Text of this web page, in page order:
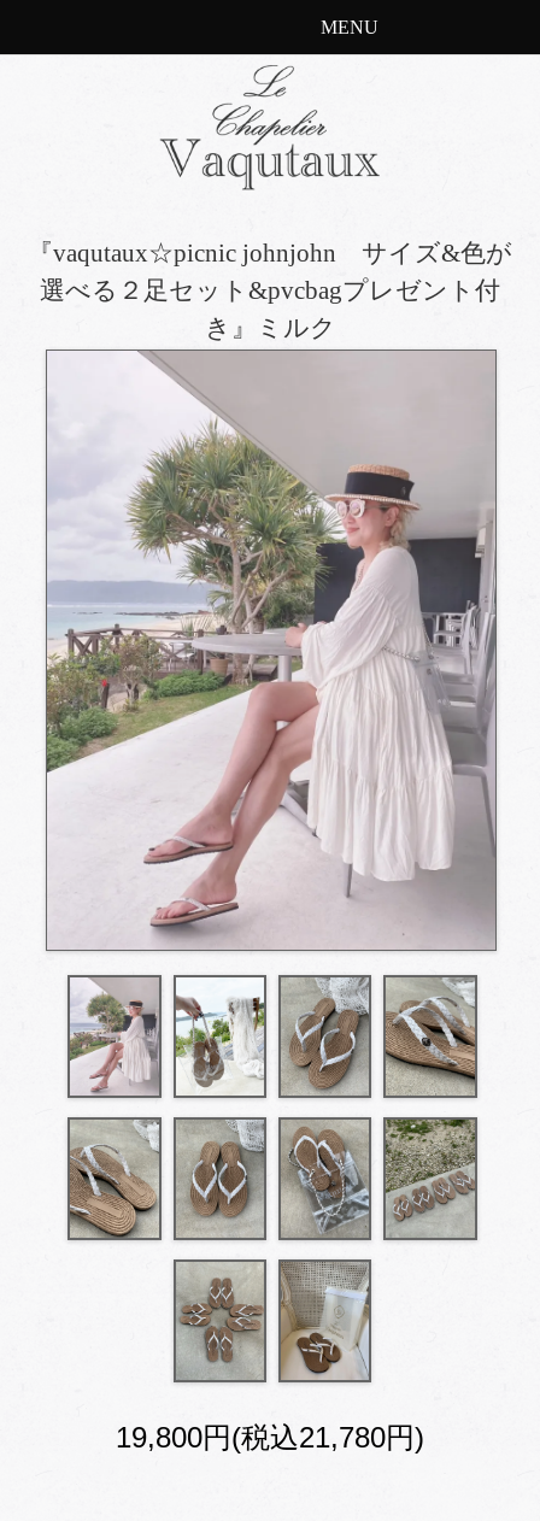
MENU
『vaqutaux☆picnic johnjohn サイズ&色が
選べる２足セット&pvcbagプレゼント付
き』ミルク
19,800円(税込21,780円)